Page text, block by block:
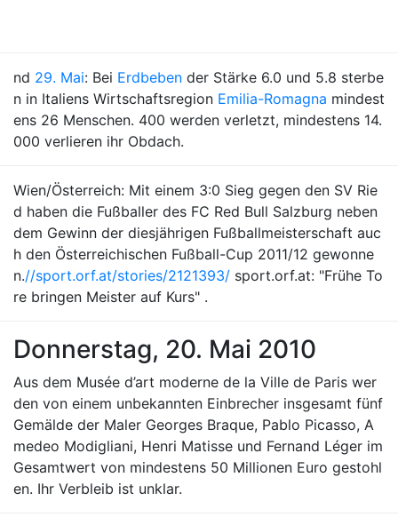
nd 29. Mai: Bei Erdbeben der Stärke 6.0 und 5.8 sterbe
n in Italiens Wirtschaftsregion Emilia-Romagna mindest
ens 26 Menschen. 400 werden verletzt, mindestens 14.
000 verlieren ihr Obdach.
Wien/Österreich: Mit einem 3:0 Sieg gegen den SV Rie
d haben die Fußballer des FC Red Bull Salzburg neben
dem Gewinn der diesjährigen Fußballmeisterschaft auc
h den Österreichischen Fußball-Cup 2011/12 gewonne
n.//sport.orf.at/stories/2121393/ sport.orf.at: "Frühe To
re bringen Meister auf Kurs" .
Donnerstag, 20. Mai 2010
Aus dem Musée d’art moderne de la Ville de Paris wer
den von einem unbekannten Einbrecher insgesamt fünf
Gemälde der Maler Georges Braque, Pablo Picasso, A
medeo Modigliani, Henri Matisse und Fernand Léger im
Gesamtwert von mindestens 50 Millionen Euro gestohl
en. Ihr Verbleib ist unklar.